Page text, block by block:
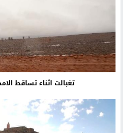
تغبالت اثناء تساقط